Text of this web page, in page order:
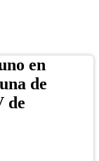
en
de
de